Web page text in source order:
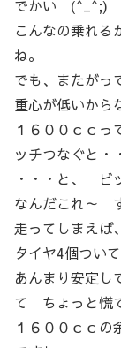
でかい (^_^;)
こんなの乗れ
ね。
でも、またがっ
重心が低いから
１６００ｃｃ
ッチつなぐと
・・・と、 ビ
なんだこれ～
走ってしまえば
タイヤ4個つい
あんまり安定し
て ちょっと慌
１６００ｃｃの